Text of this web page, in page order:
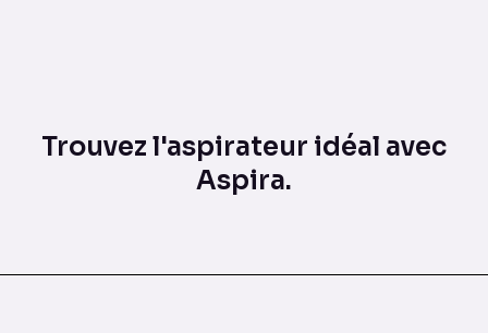
Trouvez l'aspirateur idéal avec
Aspira.